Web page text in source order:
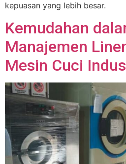
kepuasan yang lebih besar.
Kemudahan
Manajemen
Mesin Cuci